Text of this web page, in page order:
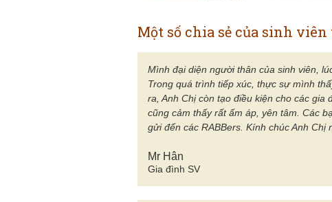
Sinh viên
Đại
Một số chia sẻ của sinh
Mình đại diện người thân của sinh viên,
Trong quá trình tiếp xúc, thực sự mình
ra, Anh Chị còn tạo điều kiện cho các
cũng cảm thấy rất ấm áp, yên tâm. Các
gửi đến các RABBers. Kính chúc Anh
Mr Hân
Gia đình SV